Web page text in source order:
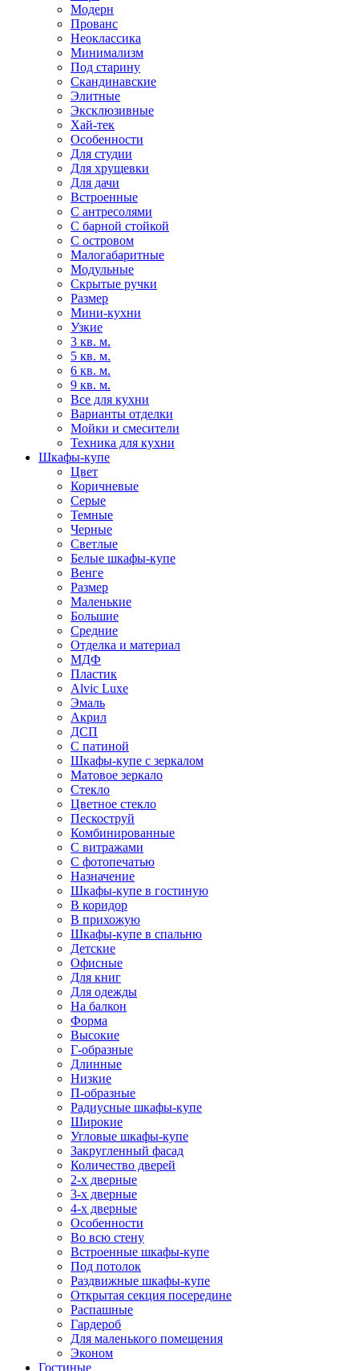
Модерн
Прованс
Неоклассика
Минимализм
Под старину
Скандинавские
Элитные
Эксклюзивные
Хай-тек
Особенности
Для студии
Для хрущевки
Для дачи
Встроенные
С антресолями
С барной стойкой
С островом
Малогабаритные
Модульные
Скрытые ручки
Размер
Мини-кухни
Узкие
3 кв. м.
5 кв. м.
6 кв. м.
9 кв. м.
Все для кухни
Варианты отделки
Мойки и смесители
Техника для кухни
Шкафы-купе
Цвет
Коричневые
Серые
Темные
Черные
Светлые
Белые шкафы-купе
Венге
Размер
Маленькие
Большие
Средние
Отделка и материал
МДФ
Пластик
Alvic Luxe
Эмаль
Акрил
ДСП
С патиной
Шкафы-купе с зеркалом
Матовое зеркало
Стекло
Цветное стекло
Пескоструй
Комбинированные
С витражами
С фотопечатью
Назначение
Шкафы-купе в гостиную
В коридор
В прихожую
Шкафы-купе в спальню
Детские
Офисные
Для книг
Для одежды
На балкон
Форма
Высокие
Г-образные
Длинные
Низкие
П-образные
Радиусные шкафы-купе
Широкие
Угловые шкафы-купе
Закругленный фасад
Количество дверей
2-х дверные
3-х дверные
4-х дверные
Особенности
Во всю стену
Встроенные шкафы-купе
Под потолок
Раздвижные шкафы-купе
Открытая секция посередине
Распашные
Гардероб
Для маленького помещения
Эконом
Гостиные